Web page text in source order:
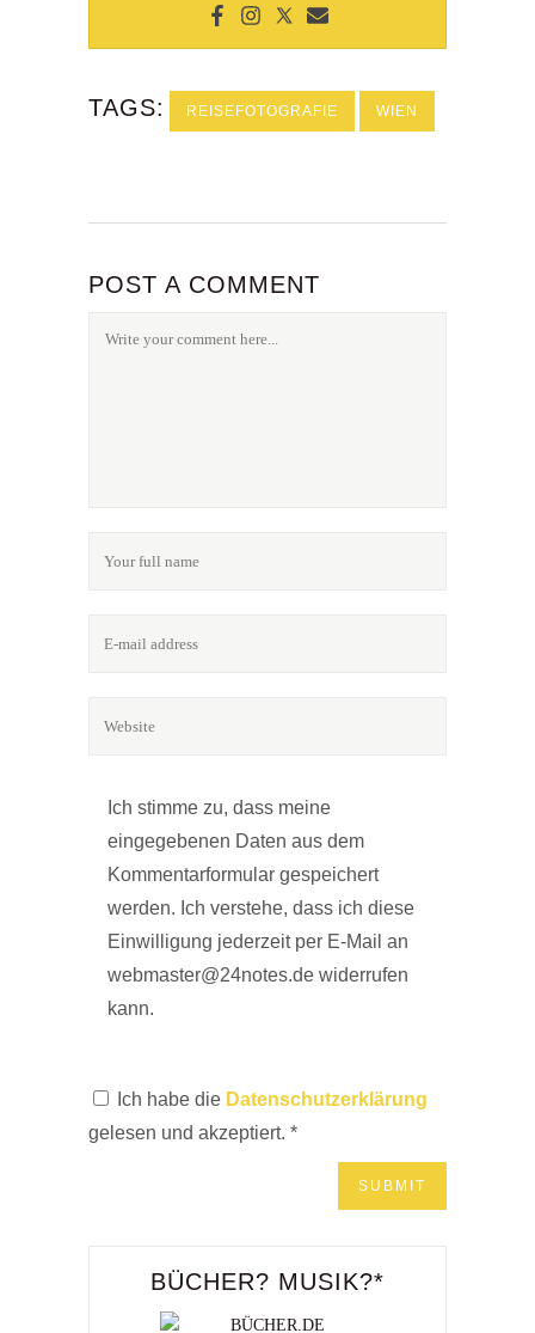
TAGS: REISEFOTOGRAFIE WIEN
POST A COMMENT
Ich stimme zu, dass meine
eingegebenen Daten aus dem
Kommentarformular gespeichert
werden. Ich verstehe, dass ich diese
Einwilligung jederzeit per E-Mail an
webmaster@24notes.de widerrufen
kann.
Ich habe die Datenschutzerklärung
gelesen und akzeptiert. *
BÜCHER? MUSIK?*